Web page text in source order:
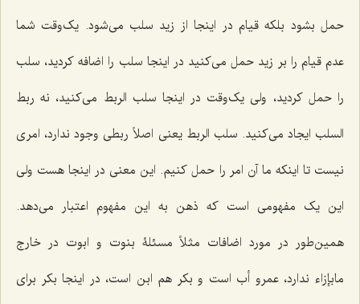
حمل بشود بلکه قیام در اینجا از زید سلب مى‌شود. یک‌وقت شما
عدم قیام را بر زید حمل مى‌کنید در اینجا سلب را اضافه کردید، سلب
را حمل کردید، ولى یک‌وقت در اینجا سلب الربط مى‌کنید، نه ربط
السلب ایجاد مى‌کنید. سلب الربط یعنى اصلاً ربطى وجود ندارد، امرى
نیست تا اینکه ما آن امر را حمل کنیم. این معنی در اینجا هست ولى
این یک مفهومى است که ذهن به این مفهوم اعتبار مى‌دهد.
همین‌طور در مورد اضافات مثلاً مسئلۀ بنوت و ابوت در خارج
مابإزاء ندارد، عمرو أب است و بکر هم ابن است، در اینجا بکر براى